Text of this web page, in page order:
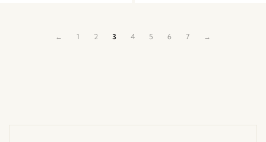
← 1 2 3 4 5 6 7 →